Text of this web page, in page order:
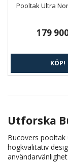
Pooltak Ultra
179
KÖP!
Utforska
Bucovers
högkvalitativ
användarvänlighet.